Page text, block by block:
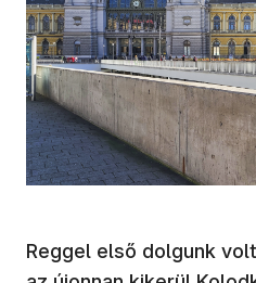
Reggel első dolgunk